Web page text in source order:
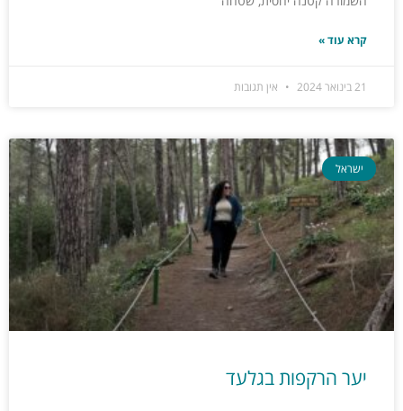
קרא עוד »
21 בינואר 2024 אין תגובות
ישראל
יער הרקפות בגלעד